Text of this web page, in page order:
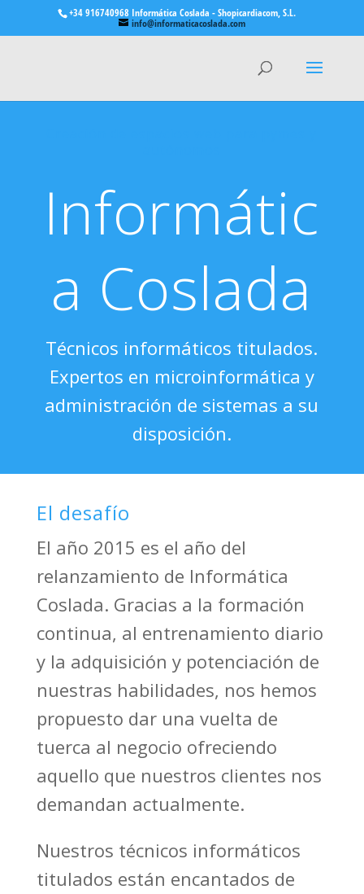
+34 916740968 Informática Coslada - Shopicardiacom, S.L.
info@informaticacoslada.com
Informátic
a Coslada
Técnicos informáticos titulados.
Expertos en microinformática y
administración de sistemas a su
disposición.
El desafío
El año 2015 es el año del
relanzamiento de Informática
Coslada. Gracias a la formación
continua, al entrenamiento diario
y la adquisición y potenciación de
nuestras habilidades, nos hemos
propuesto dar una vuelta de
tuerca al negocio ofreciendo
aquello que nuestros clientes nos
demandan actualmente.
Nuestros técnicos informáticos
titulados están encantados de